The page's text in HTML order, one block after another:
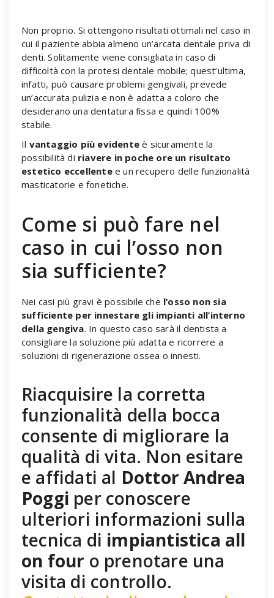
Non proprio. Si ottengono risultati ottimali nel caso in
cui il paziente abbia almeno un’arcata dentale priva di
denti. Solitamente viene consigliata in caso di
difficoltà con la protesi dentale mobile; quest’ultima,
infatti, può causare problemi gengivali, prevede
un’accurata pulizia e non è adatta a coloro che
desiderano una dentatura fissa e quindi 100%
stabile.
Il vantaggio più evidente è sicuramente la
possibilità di riavere in poche ore un risultato
estetico eccellentee un recupero delle funzionalità
masticatorie e fonetiche.
Come si può fare nel
caso in cui l’osso non
sia sufficiente?
Nei casi più gravi è possibile che l’osso non sia
sufficiente per innestare gli impianti all’interno
della gengiva. In questo caso sarà il dentista a
consigliare la soluzione più adatta e ricorrere a
soluzioni di rigenerazione ossea o innesti.
Riacquisire la corretta
funzionalità della bocca
consente di migliorare la
qualità di vita. Non esitare
e affidati al Dottor Andrea
Poggi per conoscere
ulteriori informazioni sulla
tecnica di impiantistica all
on four o prenotare una
visita di controllo.